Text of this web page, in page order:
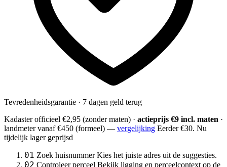
Tevredenheidsgarantie · 7 dagen geld terug
Kadaster officieel €2,95 (zonder maten) · actieprijs €9 incl. maten ·
landmetervanaf €450 (formeel) — vergelijking Eerder €30. Nu
tijdelijk lager geprijsd
01 Zoek huisnummer Kies het juiste adres uit de suggesties.
02 Controleer perceel Bekijk ligging en perceelcontext op de